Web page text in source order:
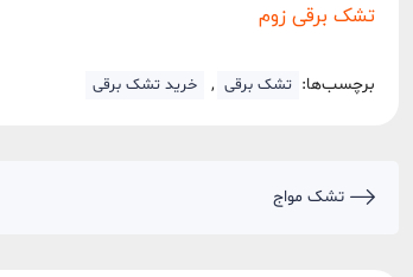
تشک برقی زوم
برچسب‌ها: تشک برقی , خرید تشک برقی
تشک مواج